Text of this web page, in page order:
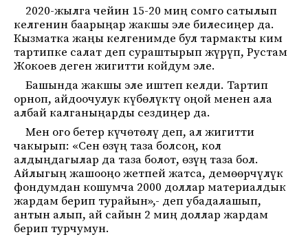
2020-жылга чейин 15-20 миң сомго сатылып
келгенин баарыңар жакшы эле билесиңер да.
Кызматка жаңы келгенимде бул тармакты ким
тартипке салат деп сураштырып жүрүп, Рустам
Жокоев деген жигитти койдум эле.
Башында жакшы эле иштеп келди. Тартип
орноп, айдоочулук күбөлүктү оңой менен ала
албай калганыңарды сездиңер да.
Мен ого бетер күчөтөлү деп, ал жигитти
чакырып: «Сен өзүң таза болсоң, кол
алдыңдагылар да таза болот, өзүң таза бол.
Айлыгың жашооңо жетпей жатса, демөөрчүлүк
фондумдан кошумча 2000 доллар материалдык
жардам берип турайын»,- деп убадалашып,
антын алып, ай сайын 2 миң доллар жардам
берип турчумун.